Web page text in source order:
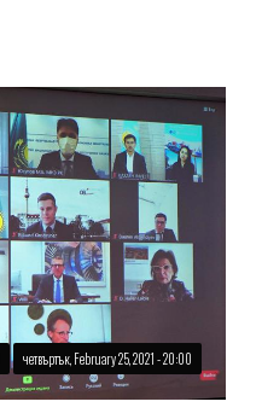
четвъртък, February 25, 2021 - 20:00